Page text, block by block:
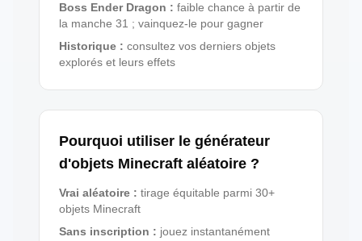
Boss Ender Dragon : faible chance à partir de
la manche 31 ; vainquez-le pour gagner
Historique : consultez vos derniers objets
explorés et leurs effets
Pourquoi utiliser le générateur
d'objets Minecraft aléatoire ?
Vrai aléatoire : tirage équitable parmi 30+
objets Minecraft
Sans inscription : jouez instantanément